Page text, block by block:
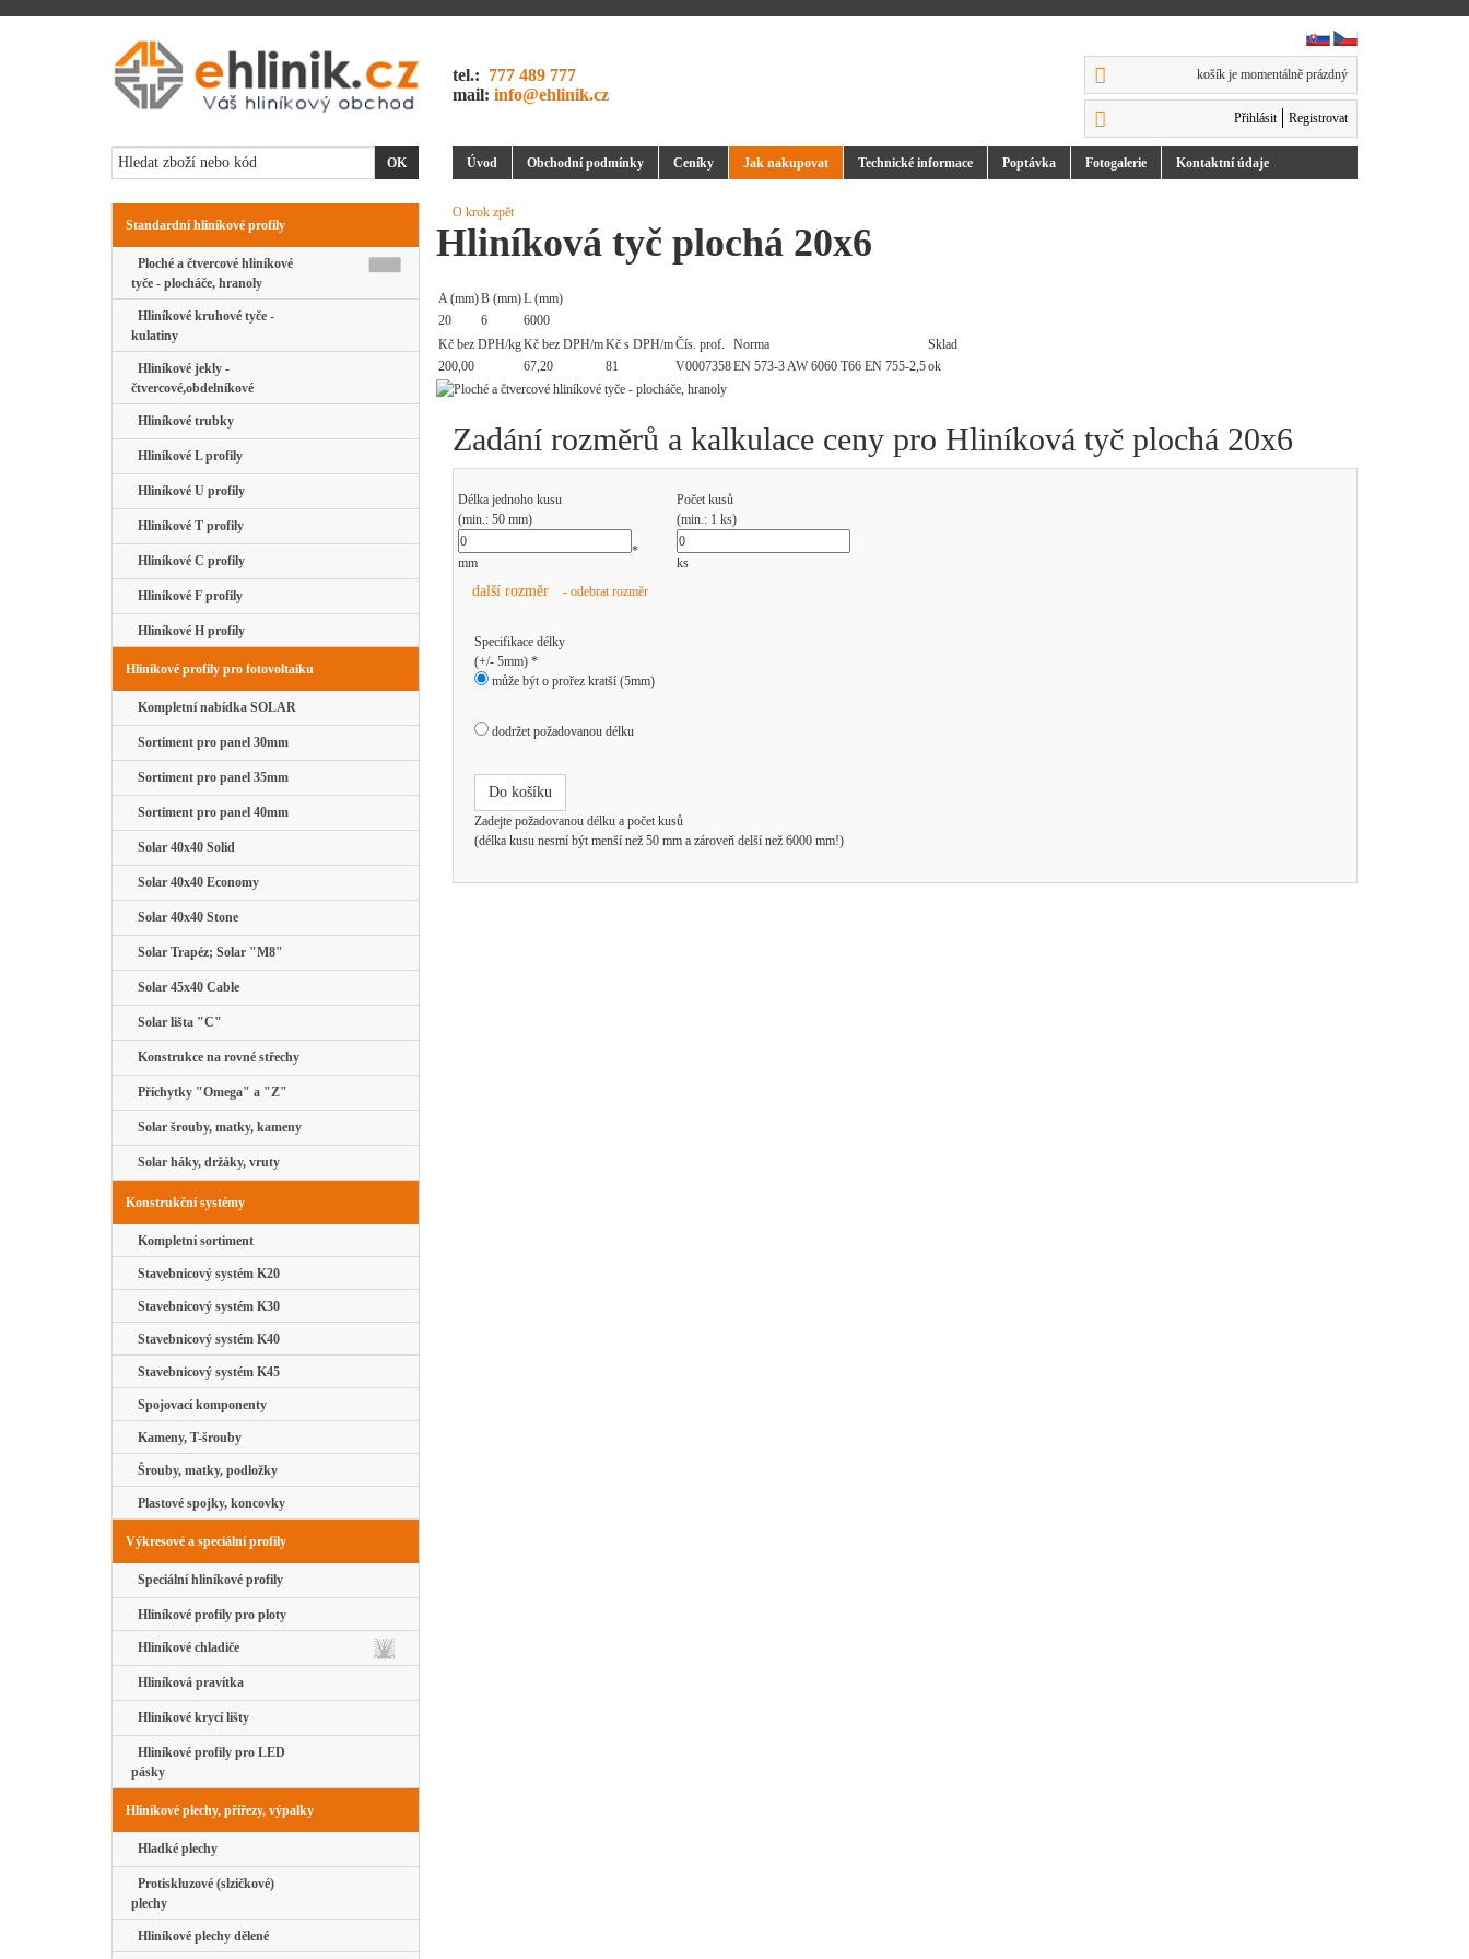
tel.: 777 489 777
mail: info@ehlinik.cz
košík je momentálně prázdný
Přihlásit Registrovat
Úvod Obchodní podmínky Ceníky Jak nakupovat Technické informace Poptávka Fotogalerie Kontaktní údaje
Standardní hliníkové profily
Ploché a čtvercové hliníkové
tyče - plocháče, hranoly
Hliníkové kruhové tyče -
kulatiny
Hliníkové jekly -
čtvercové,obdelníkové
Hliníkové trubky
Hliníkové L profily
Hliníkové U profily
Hliníkové T profily
Hliníkové C profily
Hliníkové F profily
Hliníkové H profily
Hliníkové profily pro fotovoltaiku
Kompletní nabídka SOLAR
Sortiment pro panel 30mm
Sortiment pro panel 35mm
Sortiment pro panel 40mm
Solar 40x40 Solid
Solar 40x40 Economy
Solar 40x40 Stone
Solar Trapéz; Solar "M8"
Solar 45x40 Cable
Solar lišta "C"
Konstrukce na rovné střechy
Příchytky "Omega" a "Z"
Solar šrouby, matky, kameny
Solar háky, držáky, vruty
Konstrukční systémy
Kompletní sortiment
Stavebnicový systém K20
Stavebnicový systém K30
Stavebnicový systém K40
Stavebnicový systém K45
Spojovací komponenty
Kameny, T-šrouby
Šrouby, matky, podložky
Plastové spojky, koncovky
Výkresové a speciální profily
Speciální hliníkové profily
Hliníkové profily pro ploty
Hliníkové chladiče
Hliníková pravítka
Hliníkové krycí lišty
Hliníkové profily pro LED
pásky
Hliníkové plechy, přířezy, výpalky
Hladké plechy
Protiskluzové (slzičkové)
plechy
Hliníkové plechy dělené
O krok zpět
Hliníková tyč plochá 20x6
A (mm)B (mm)L (mm)
20
6
6000
Kč bez DPH/kgKč bez DPH/mKč s DPH/mČís. prof. Norma
Sklad
200,00
67,20 81 V0007358EN 573-3 AW 6060 T66 EN 755-2,5ok
Zadání rozměrů a kalkulace ceny pro Hliníková tyč plochá 20x6
Délka jednoho kusu
(min.: 50 mm)
Počet kusů
(min.: 1 ks)
mm
*
ks
další rozměr - odebrat rozměr
Specifikace délky
(+/- 5mm) *
může být o prořez kratší (5mm)
dodržet požadovanou délku
Do košíku
Zadejte požadovanou délku a počet kusů
(délka kusu nesmí být menší než 50 mm a zároveň delší než 6000 mm!)